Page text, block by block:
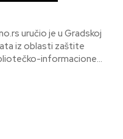
uručio je u Gradskoj
iz oblasti zaštite
informacione...